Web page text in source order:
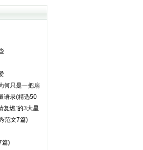
何只是一把扇
语录(精选50
复燃”的3大星
范文7篇)
篇)